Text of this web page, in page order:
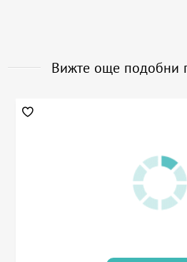
Вижте още подобни